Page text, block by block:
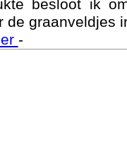
besloot ik
de graanveldjes
-